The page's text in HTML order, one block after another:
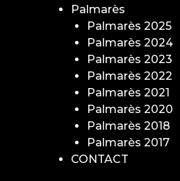
Palmarès
Palmarès 2025
Palmarès 2024
Palmarès 2023
Palmarès 2022
Palmarès 2021
Palmarès 2020
Palmarès 2018
Palmarès 2017
CONTACT